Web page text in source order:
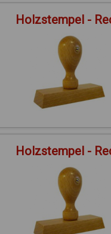
Holzstempel -
Holzstempel -